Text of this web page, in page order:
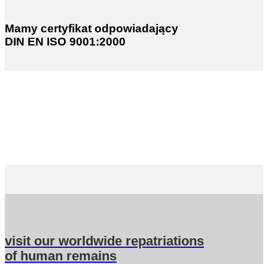
Mamy certyfikat odpowiadający
DIN EN ISO 9001:2000
visit our worldwide repatriations
of human remains